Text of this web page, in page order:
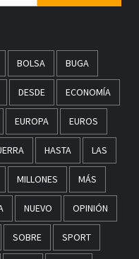
BOLSA BUGA
DESDE ECONOMÍA
EUROPA EUROS
HASTA LAS
MILLONES MÁS
NUEVO OPINIÓN
SOBRE SPORT